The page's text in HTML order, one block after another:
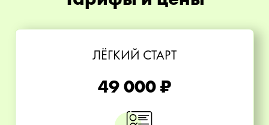
ЛЁГКИЙ СТАРТ
49 000 ₽